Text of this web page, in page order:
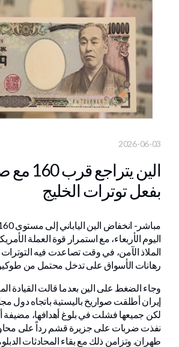
2026-06-03
الين
بفعل توترات الخليج
اليوم الأربعاء، مع استمرار قوة العملة
الملاذ الآمن، في وقت تصاعدت فيه
رهانات الأسواق على تدخل محتمل من طوكيو
وجاء الضغط على الين بعدما قالت القيادة
إيران أطلقت صواريخ باليستية باتجاه دول
لكن جميعها فشلت في بلوغ أهدافها، مضيفة
نفذت ضربات على جزيرة قشم رداً على
طهران. وتزامن ذلك مع بقاء المحادثات